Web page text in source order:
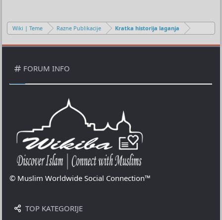
Wiki | Teme Razne Publikacije Kratka historija laganja
FORUM INFO
© Muslim Worldwide Social Connection™
TOP KATEGORIJE